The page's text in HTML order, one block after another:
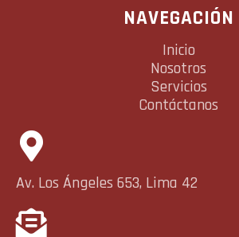
NAVEGACIÓN
Inicio
Nosotros
Servicios
Contáctanos
Av. Los Ángeles 653, Lima 42